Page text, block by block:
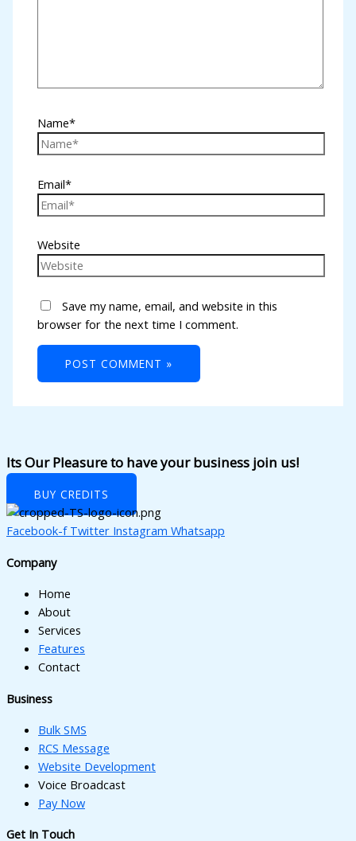
Name*
Email*
Website
Save my name, email, and website in this
browser for the next time I comment.
Its Our Pleasure to have your business join us!
BUY CREDITS
Facebook-f Twitter Instagram Whatsapp
Company
Home
About
Services
Features
Contact
Business
Bulk SMS
RCS Message
Website Development
Voice Broadcast
Pay Now
Get In Touch